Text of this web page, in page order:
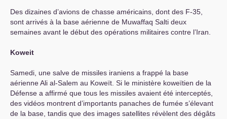
Des dizaines d’avions de chasse américains, dont des F-35,
sont arrivés à la base aérienne de Muwaffaq Salti deux
semaines avant le début des opérations militaires contre l’Iran.
Koweit
Samedi, une salve de missiles iraniens a frappé la base
aérienne Ali al-Salem au Koweït. Si le ministère koweïtien de la
Défense a affirmé que tous les missiles avaient été interceptés,
des vidéos montrent d’importants panaches de fumée s’élevant
de la base, tandis que des images satellites révèlent des dégâts